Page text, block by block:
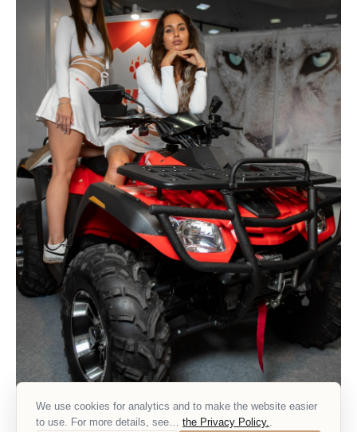
We use cookies for analytics and to make the website easier
to use. For more details, see… the Privacy Policy..